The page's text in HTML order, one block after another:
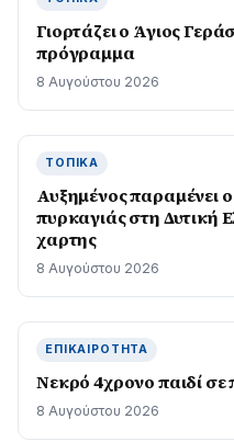
Γιορτάζει ο Άγιος
πρόγραμμα
8 Αυγούστου 2026
ΤΟΠΙΚΆ
Αυξημένος παραμένει
πυρκαγιάς στη Δυτική
χαρτης
8 Αυγούστου 2026
ΕΠΙΚΑΙΡΌΤΗΤΑ
Νεκρό 4χρονο παιδί
8 Αυγούστου 2026